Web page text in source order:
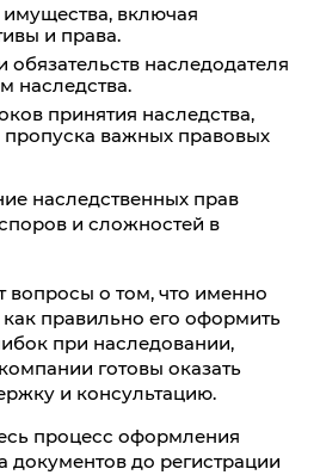
имущества, включая
и права.
обязательств наследодателя
наследства.
принятия наследства,
пропуска важных правовых
наследственных прав
и сложностей в
вопросы о том, что именно
как правильно его оформить
при наследовании,
готовы оказать
и консультацию.
процесс оформления
документов до регистрации